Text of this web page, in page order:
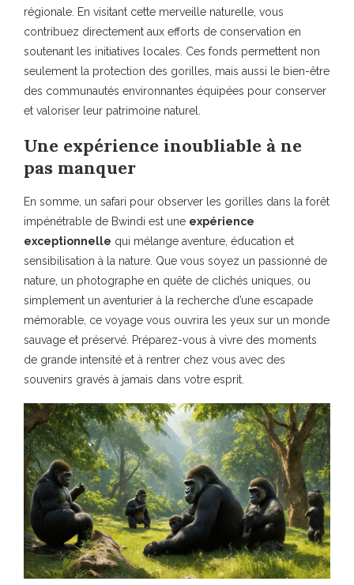
régionale. En visitant cette merveille naturelle, vous
contribuez directement aux efforts de conservation en
soutenant les initiatives locales. Ces fonds permettent non
seulement la protection des gorilles, mais aussi le bien-être
des communautés environnantes équipées pour conserver
et valoriser leur patrimoine naturel.
Une expérience inoubliable à ne
pas manquer
En somme, un safari pour observer les gorilles dans la forêt
impénétrable de Bwindi est une expérience
exceptionnelle qui mélange aventure, éducation et
sensibilisation à la nature. Que vous soyez un passionné de
nature, un photographe en quête de clichés uniques, ou
simplement un aventurier à la recherche d’une escapade
mémorable, ce voyage vous ouvrira les yeux sur un monde
sauvage et préservé. Préparez-vous à vivre des moments
de grande intensité et à rentrer chez vous avec des
souvenirs gravés à jamais dans votre esprit.